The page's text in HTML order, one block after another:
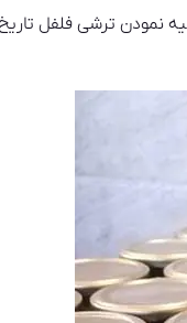
نمودن ترشی فلفل